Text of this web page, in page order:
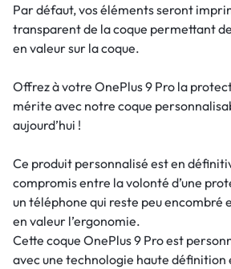
Par défaut, vos éléments seront
transparent de la coque permettant
en valeur sur la coque.
Offrez à votre OnePlus 9 Pro la
mérite avec notre coque
aujourd’hui !
Ce produit personnalisé est en
compromis entre la volonté d’une
un téléphone qui reste peu encombré
en valeur l’ergonomie.
Cette coque OnePlus 9 Pro est
avec une technologie haute définition